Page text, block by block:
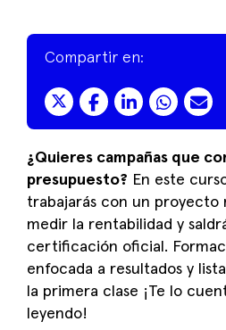
Compartir en:
¿Quieres campañas que
presupuesto? En este
trabajarás con un proyecto
medir la rentabilidad y
certificación oficial.
enfocada a resultados y
la primera clase ¡Te lo
leyendo!